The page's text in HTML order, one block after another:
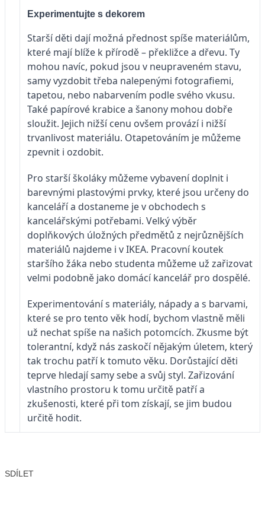
Experimentujte s dekorem
Starší děti dají možná přednost spíše materiálům,
které mají blíže k přírodě – překližce a dřevu. Ty
mohou navíc, pokud jsou v neupraveném stavu,
samy vyzdobit třeba nalepenými fotografiemi,
tapetou, nebo nabarvením podle svého vkusu.
Také papírové krabice a šanony mohou dobře
sloužit. Jejich nižší cenu ovšem provází i nižší
trvanlivost materiálu. Otapetováním je můžeme
zpevnit i ozdobit.
Pro starší školáky můžeme vybavení doplnit i
barevnými plastovými prvky, které jsou určeny do
kanceláří a dostaneme je v obchodech s
kancelářskými potřebami. Velký výběr
doplňkových úložných předmětů z nejrůznějších
materiálů najdeme i v IKEA. Pracovní koutek
staršího žáka nebo studenta můžeme už zařizovat
velmi podobně jako domácí kancelář pro dospělé.
Experimentování s materiály, nápady a s barvami,
které se pro tento věk hodí, bychom vlastně měli
už nechat spíše na našich potomcích. Zkusme být
tolerantní, když nás zaskočí nějakým úletem, který
tak trochu patří k tomuto věku. Dorůstající děti
teprve hledají samy sebe a svůj styl. Zařizování
vlastního prostoru k tomu určitě patří a
zkušenosti, které při tom získají, se jim budou
určitě hodit.
SDÍLET